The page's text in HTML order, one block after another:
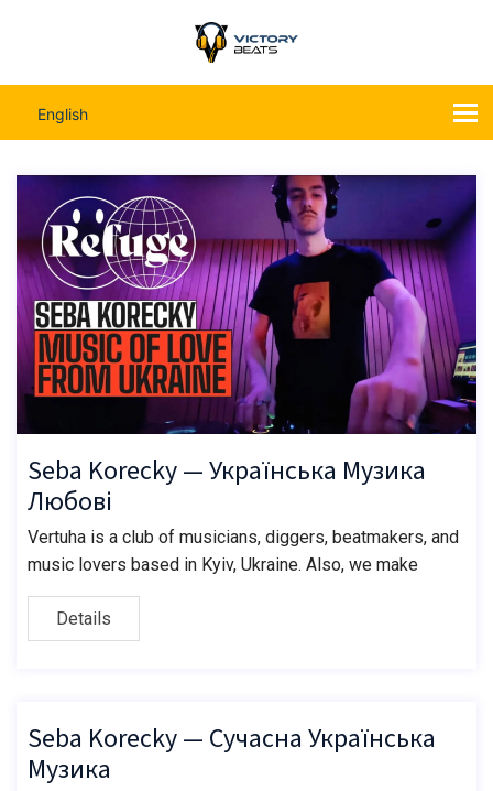
English
Seba Korecky — Українська Музика
Любові
Vertuha is a club of musicians, diggers, beatmakers, and
music lovers based in Kyiv, Ukraine. Also, we make
Details
Seba Korecky — Сучасна Українська
Музика